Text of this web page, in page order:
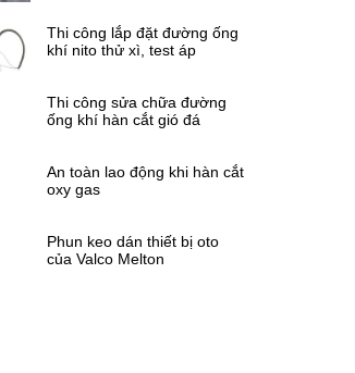
Thi công lắp đặt đường ống
khí nito thử xì, test áp
Thi công sửa chữa đường
ống khí hàn cắt gió đá
An toàn lao động khi hàn cắt
oxy gas
Phun keo dán thiết bị oto
của Valco Melton